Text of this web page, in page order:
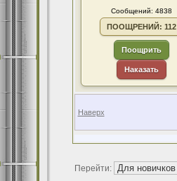
Сообщений: 4838
ПООЩРЕНИЙ: 112
Поощрить
Наказать
Наверх
Перейти: